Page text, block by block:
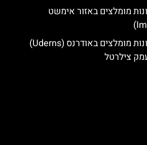
מומלצים באזור אימשט
מלונות מומלצים באודרנס (Uderns)
צילרטל